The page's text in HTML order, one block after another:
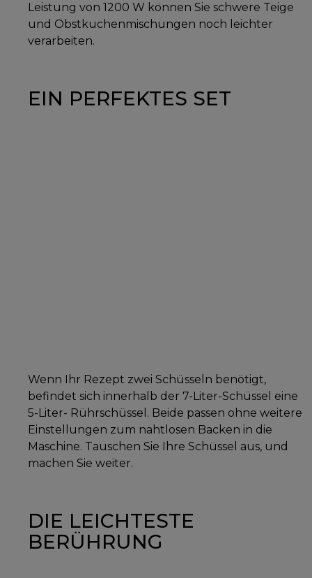
Leistung von 1200 W können Sie schwere Teige
und Obstkuchenmischungen noch leichter
verarbeiten.
EIN PERFEKTES SET
Wenn Ihr Rezept zwei Schüsseln benötigt,
befindet sich innerhalb der 7-Liter-Schüssel eine
5-Liter- Rührschüssel. Beide passen ohne weitere
Einstellungen zum nahtlosen Backen in die
Maschine. Tauschen Sie Ihre Schüssel aus, und
machen Sie weiter.
DIE LEICHTESTE
BERÜHRUNG